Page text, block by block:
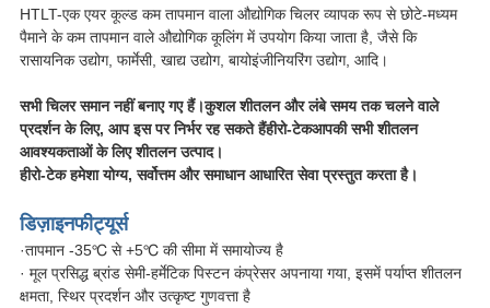
HTLT-एक एयर कूल्ड कम तापमान वाला औद्योगिक चिलर व्यापक रूप से छोटे-मध्यम
पैमाने के कम तापमान वाले औद्योगिक कूलिंग में उपयोग किया जाता है, जैसे कि
रासायनिक उद्योग, फार्मेसी, खाद्य उद्योग, बायोइंजीनियरिंग उद्योग, आदि।
सभी चिलर समान नहीं बनाए गए हैं।कुशल शीतलन और लंबे समय तक चलने वाले
प्रदर्शन के लिए, आप इस पर निर्भर रह सकते हैंहीरो-टेकआपकी सभी शीतलन
आवश्यकताओं के लिए शीतलन उत्पाद।
हीरो-टेक हमेशा योग्य, सर्वोत्तम और समाधान आधारित सेवा प्रस्तुत करता है।
डिज़ाइनफीट्यूर्स
·तापमान -35℃ से +5℃ की सीमा में समायोज्य है
· मूल प्रसिद्ध ब्रांड सेमी-हर्मेटिक पिस्टन कंप्रेसर अपनाया गया, इसमें पर्याप्त शीतलन
क्षमता, स्थिर प्रदर्शन और उत्कृष्ट गुणवत्ता है